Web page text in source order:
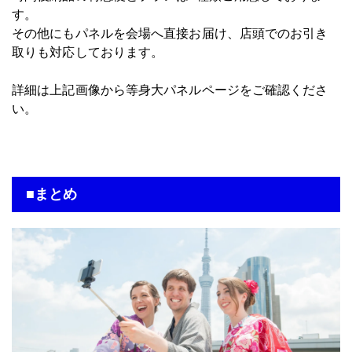
す。
その他にもパネルを会場へ直接お届け、店頭でのお引き
取りも対応しております。
詳細は上記画像から等身大パネルページをご確認くださ
い。
■まとめ